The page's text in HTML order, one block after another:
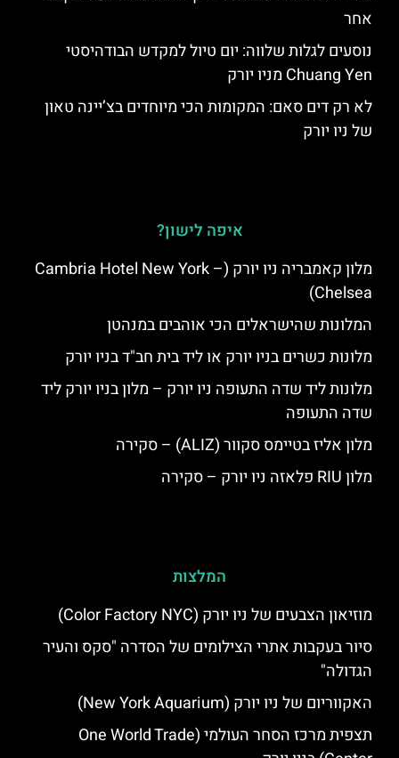
אחר
נוסעים לגלות שלווה: יום טיול למקדש הבודהיסטי
Chuang Yen מניו יורק
לא רק דים סאם: המקומות הכי מיוחדים בצ’יינה טאון
של ניו יורק
איפה לישון?
מלון קאמבריה ניו יורק (Cambria Hotel New York –
Chelsea)
המלונות שהישראלים הכי אוהבים במנהטן
מלונות כשרים בניו יורק או ליד בית חב"ד בניו יורק
מלונות ליד שדה התעופה ניו יורק – מלון בניו יורק ליד
שדה התעופה
מלון אליז בטיימס סקוור (ALIZ) – סקירה
מלון RIU פלאזה ניו יורק – סקירה
המלצות
מוזיאון הצבעים של ניו יורק (Color Factory NYC)
סיור בעקבות אתרי הצילומים של הסדרה "סקס והעיר
הגדולה"
האקווריום של ניו יורק (New York Aquarium)
תצפית מרכז הסחר העולמי (One World Trade